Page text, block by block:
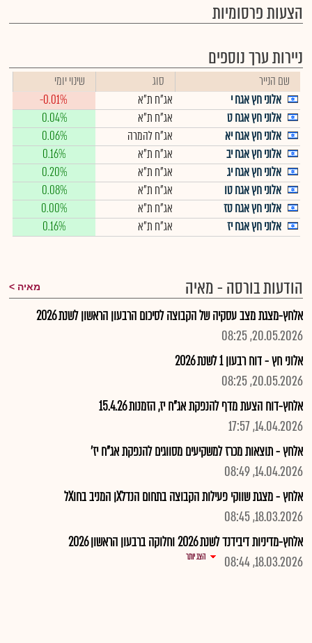
הצעות פרסומיות
ניירות ערך נוספים
שם הנייר סוג
שינוי יומי
אלוני חץ אגח י
אג"ח ת"א
-0.01%
אלוני חץ אגח ט
אג"ח ת"א
0.04%
אלוני חץ אגח יא
אג"ח להמרה
0.06%
אלוני חץ אגח יב
אג"ח ת"א
0.16%
אלוני חץ אגח יג
אג"ח ת"א
0.20%
אלוני חץ אגח טו
אג"ח ת"א
0.08%
אלוני חץ אגח טז
אג"ח ת"א
0.00%
אלוני חץ אגח יז
אג"ח ת"א 0.16%
הודעות בורסה - מאיה מאיה
אלחץ-מצגת מצב עסקיה של הקבוצה לסיכום הרבעון הראשון לשנת 2026
20.05.2026, 08:25
אלוני חץ - דוח רבעון 1 לשנת 2026
20.05.2026, 08:25
אלחץ-דוח הצעת מדף להנפקת אג"ח יז, הזמנות 15.4.26
14.04.2026, 17:57
אלחץ - תוצאות מכרז למשקיעים מסווגים להנפקת אג"ח יז'
14.04.2026, 08:49
אלחץ - מצגת שווקי פעילות הקבוצה בתחום הנדלXן המניב בחוXל
18.03.2026, 08:45
אלחץ-מדיניות דיבידנד לשנת 2026 וחלוקה ברבעון הראשון 2026
18.03.2026, 08:44
הצג יותר